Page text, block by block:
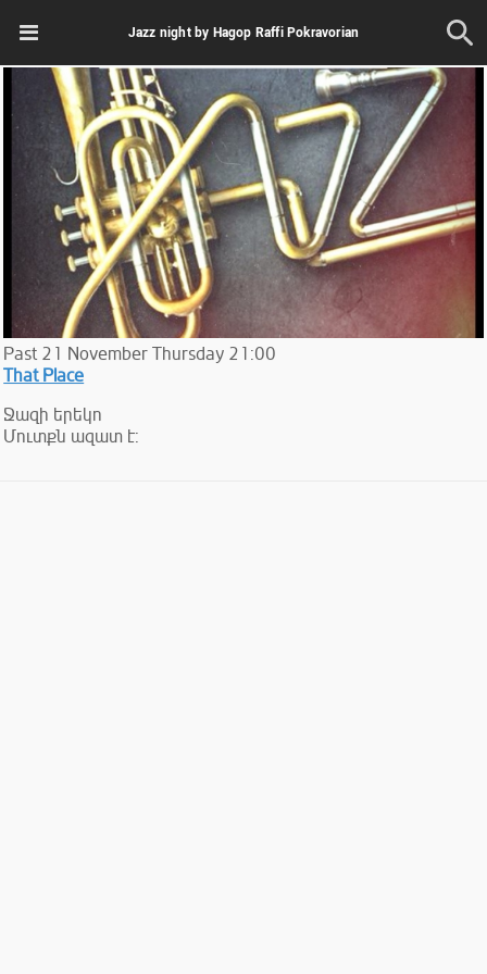
Jazz night by Hagop Raffi Pokravorian
Past 21 November Thursday 21:00
That Place
Ջազի երեկո
Մուտքն ազատ է: